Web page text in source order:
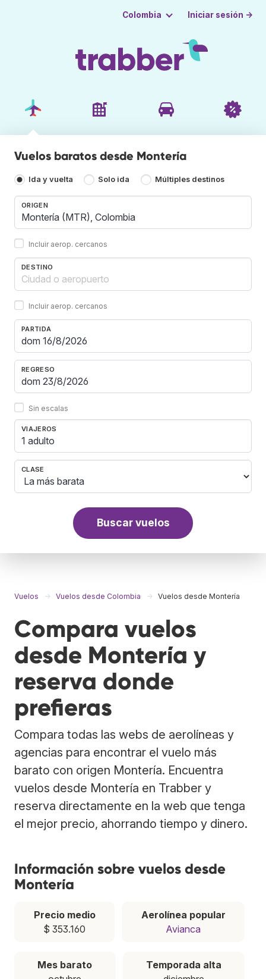
Colombia Iniciar sesión →
Vuelos baratos desde Montería
Ida y vuelta Solo ida Múltiples destinos
ORIGEN
Incluir aerop. cercanos
DESTINO
Incluir aerop. cercanos
PARTIDA
REGRESO
Sin escalas
VIAJEROS
1 adulto
CLASE
Buscar vuelos
Vuelos Vuelos desde Colombia Vuelos desde Montería
Compara vuelos
desde Montería y
reserva donde
prefieras
Compara todas las webs de aerolíneas y
agencias para encontrar el vuelo más
barato con origen Montería. Encuentra
vuelos desde Montería en Trabber y
reserva directamente en la web que tenga
el mejor precio, ahorrando tiempo y dinero.
Información sobre vuelos desde
Montería
Precio medio
$ 353.160
Aerolínea popular
Avianca
Mes barato
Temporada alta